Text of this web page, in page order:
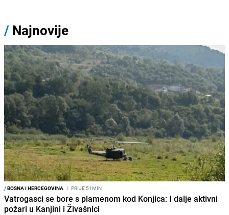
/ Najnovije
/BOSNA I HERCEGOVINA I PRIJE 51MIN
Vatrogasci se bore s plamenom kod Konjica: I dalje aktivni
požari u Kanjini i Živašnici